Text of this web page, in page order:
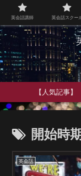
【人気記事】
開始時期
英会話
英会話講師 英会話スクー